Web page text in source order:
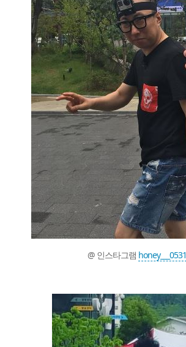
@ 인스타그램 honey___0531